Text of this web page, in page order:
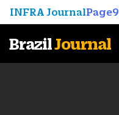
INFRA JournalPage9
BrazilJournal